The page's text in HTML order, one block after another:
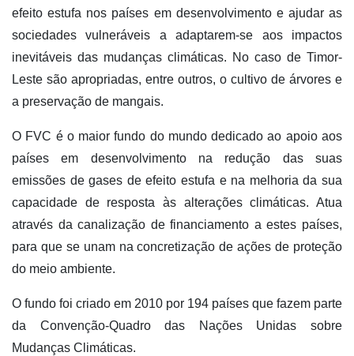
efeito estufa nos países em desenvolvimento e ajudar as
sociedades vulneráveis a adaptarem-se aos impactos
inevitáveis das mudanças climáticas. No caso de Timor-
Leste são apropriadas, entre outros, o cultivo de árvores e
a preservação de mangais.
O FVC é o maior fundo do mundo dedicado ao apoio aos
países em desenvolvimento na redução das suas
emissões de gases de efeito estufa e na melhoria da sua
capacidade de resposta às alterações climáticas. Atua
através da canalização de financiamento a estes países,
para que se unam na concretização de ações de proteção
do meio ambiente.
O fundo foi criado em 2010 por 194 países que fazem parte
da Convenção-Quadro das Nações Unidas sobre
Mudanças Climáticas.